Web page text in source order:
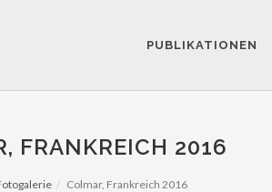
PUBLIKATIONEN
FRANKREICH 2016
Colmar, Frankreich 2016